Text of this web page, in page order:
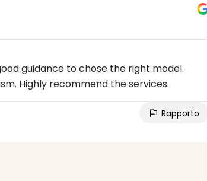
guidance to chose the right model.
Highly recommend the services.
Rapporto